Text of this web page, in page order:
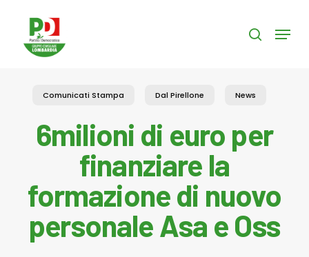
content
search
Menu
Comunicati Stampa Dal Pirellone News
6milioni di euro per
finanziare la
formazione di nuovo
personale Asa e Oss